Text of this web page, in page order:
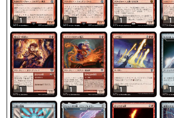
1 1 1 1
1 1 1 1